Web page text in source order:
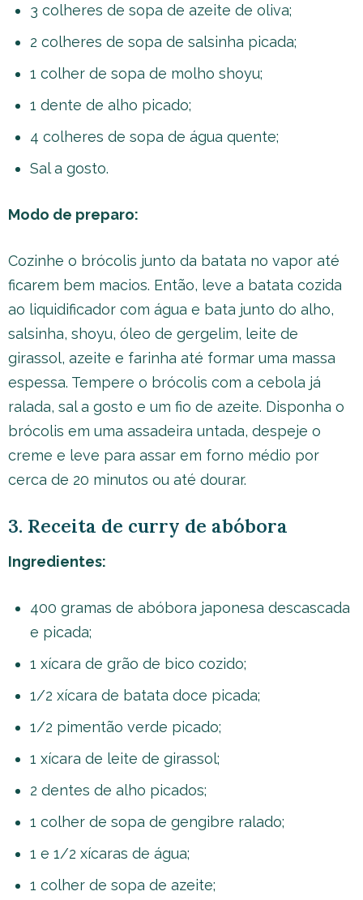
3 colheres de sopa de azeite de oliva;
2 colheres de sopa de salsinha picada;
1 colher de sopa de molho shoyu;
1 dente de alho picado;
4 colheres de sopa de água quente;
Sal a gosto.
Modo de preparo:
Cozinhe o brócolis junto da batata no vapor até
ficarem bem macios. Então, leve a batata cozida
ao liquidificador com água e bata junto do alho,
salsinha, shoyu, óleo de gergelim, leite de
girassol, azeite e farinha até formar uma massa
espessa. Tempere o brócolis com a cebola já
ralada, sal a gosto e um fio de azeite. Disponha o
brócolis em uma assadeira untada, despeje o
creme e leve para assar em forno médio por
cerca de 20 minutos ou até dourar.
3. Receita de curry de abóbora
Ingredientes:
400 gramas de abóbora japonesa descascada
e picada;
1 xícara de grão de bico cozido;
1/2 xícara de batata doce picada;
1/2 pimentão verde picado;
1 xícara de leite de girassol;
2 dentes de alho picados;
1 colher de sopa de gengibre ralado;
1 e 1/2 xícaras de água;
1 colher de sopa de azeite;